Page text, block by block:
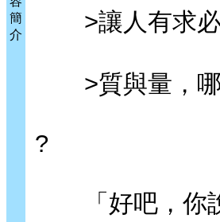
簡
介
>讓人有求必
>質與量，哪
?
「好吧，你